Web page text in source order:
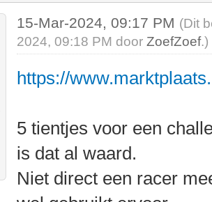
15-Mar-2024, 09:17 PM (Dit
2024, 09:18 PM doorZoefZoef.)
https://
5 tientjes voor een
is dat al waard.
Niet direct een racer